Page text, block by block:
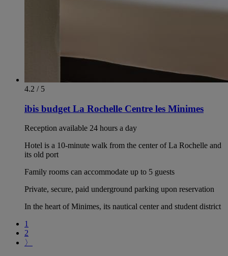
4.2 / 5
ibis budget La Rochelle Centre les Minimes
Reception available 24 hours a day
Hotel is a 10-minute walk from the center of La Rochelle and
its old port
Family rooms can accommodate up to 5 guests
Private, secure, paid underground parking upon reservation
In the heart of Minimes, its nautical center and student district
1
2
〉